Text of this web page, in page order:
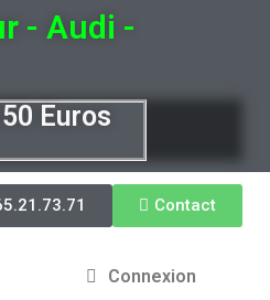
- Audi -
Euros
Contact
Connexion